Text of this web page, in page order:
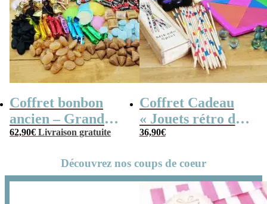
Coffret bonbon
ancien – Grande
mallette en métal
coffret cadeau
grand-père
62,90€ Livraison gratuite
Coffret Cadeau
« Jouets rétro de
notre enfance »
36,90€
Découvrez nos coups de coeur